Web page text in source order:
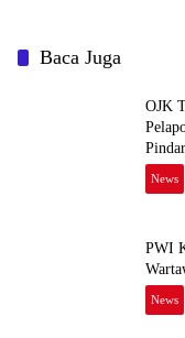
Baca Juga
OJK
Pindar
News
PWI
News